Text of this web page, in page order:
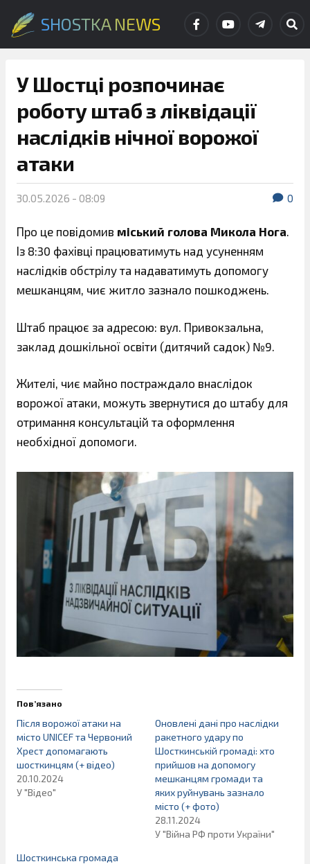
SHOSTKA NEWS
У Шостці розпочинає
роботу штаб з ліквідації
наслідків нічної ворожої
атаки
30.05.2026 - 08:09 0
Про це повідомив міський голова Микола Нога.
Із 8:30 фахівці працюватимуть над усуненням
наслідків обстрілу та надаватимуть допомогу
мешканцям, чиє житло зазнало пошкоджень.
Штаб працює за адресою: вул. Привокзальна,
заклад дошкільної освіти (дитячий садок) №9.
Жителі, чиє майно постраждало внаслідок
ворожої атаки, можуть звернутися до штабу для
отримання консультацій та оформлення
необхідної допомоги.
Пов’язано
Після ворожої атаки на
місто UNICEF та Червоний
Хрест допомагають
шосткинцям (+ відео)
20.10.2024
У "Відео"
Оновлені дані про наслідки
ракетного удару по
Шосткинській громаді: хто
прийшов на допомогу
мешканцям громади та
яких руйнувань зазнало
місто (+ фото)
28.11.2024
У "Війна РФ проти України"
Шосткинська громада